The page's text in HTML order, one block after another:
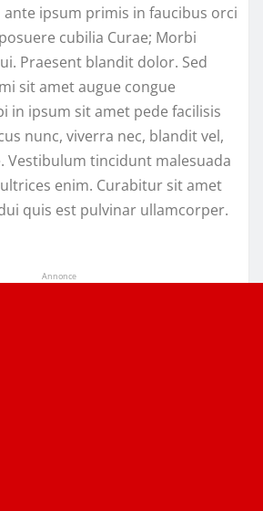
ipsum primis in faucibus orci
cubilia Curae; Morbi
Praesent blandit dolor. Sed
sit amet augue congue
in ipsum sit amet pede facilisis
nunc, viverra nec, blandit vel,
Vestibulum tincidunt malesuada
enim. Curabitur sit amet
quis est pulvinar ullamcorper.
Annonce